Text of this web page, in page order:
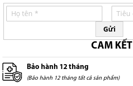
Gửi
CAM KẾT
Bảo hành 12 tháng
(Bảo hành 12 tháng tất cả sản phẩm)